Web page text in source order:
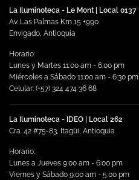
La Iluminoteca - Le Mont | Local 0137
Av. Las Palmas Km 15 +990
Envigado, Antioquia
Horario:
Lunes y Martes 11:00 am - 6:00 pm
Miércoles a Sábado 11:00 am - 6:30 pm
Celular: (+57) 324 474 36 68
La Iluminoteca - IDEO | Local 262
Cra. 42 #75-83, Itagüi, Antioquia
Horario:
Lunes a Jueves 9:00 am - 6:00 pm
Viernes y Sábado 9:00 am - 5:00 pm